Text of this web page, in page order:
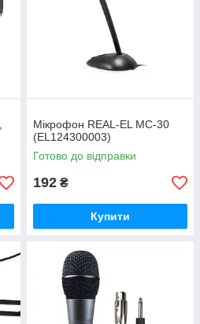
Мікрофон REAL-EL MC-30
(EL124300003)
Готово до відправки
192 ₴
Купити